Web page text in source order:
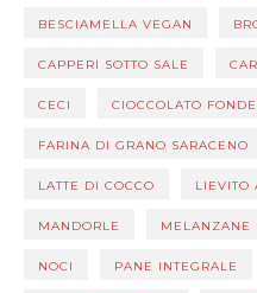
BESCIAMELLA VEGAN
CAPPERI SOTTO SALE
CECI CIOCCOLATO
FARINA DI GRANO SARACENO
LATTE DI COCCO LIEVITO
MANDORLE MELANZANE
NOCI PANE INTEGRALE